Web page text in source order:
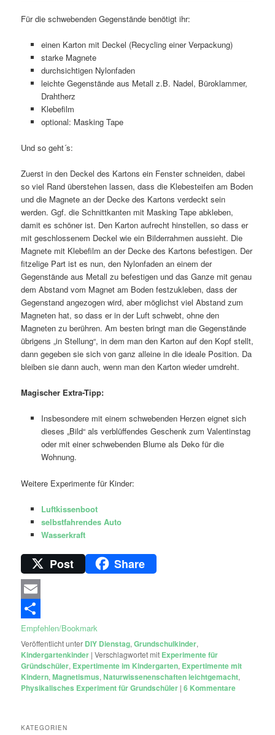
Für die schwebenden Gegenstände benötigt ihr:
einen Karton mit Deckel (Recycling einer Verpackung)
starke Magnete
durchsichtigen Nylonfaden
leichte Gegenstände aus Metall z.B. Nadel, Büroklammer,
Drahtherz
Klebefilm
optional: Masking Tape
Und so geht´s:
Zuerst in den Deckel des Kartons ein Fenster schneiden, dabei
so viel Rand überstehen lassen, dass die Klebesteifen am Boden
und die Magnete an der Decke des Kartons verdeckt sein
werden. Ggf. die Schnittkanten mit Masking Tape abkleben,
damit es schöner ist. Den Karton aufrecht hinstellen, so dass er
mit geschlossenem Deckel wie ein Bilderrahmen aussieht. Die
Magnete mit Klebefilm an der Decke des Kartons befestigen. Der
fitzelige Part ist es nun, den Nylonfaden an einem der
Gegenstände aus Metall zu befestigen und das Ganze mit genau
dem Abstand vom Magnet am Boden festzukleben, dass der
Gegenstand angezogen wird, aber möglichst viel Abstand zum
Magneten hat, so dass er in der Luft schwebt, ohne den
Magneten zu berühren. Am besten bringt man die Gegenstände
übrigens „in Stellung“, in dem man den Karton auf den Kopf stellt,
dann gegeben sie sich von ganz alleine in die ideale Position. Da
bleiben sie dann auch, wenn man den Karton wieder umdreht.
Magischer Extra-Tipp:
Insbesondere mit einem schwebenden Herzen eignet sich
dieses „Bild“ als verblüffendes Geschenk zum Valentinstag
oder mit einer schwebenden Blume als Deko für die
Wohnung.
Weitere Experimente für Kinder:
Luftkissenboot
selbstfahrendes Auto
Wasserkraft
Post Share
Email
Empfehlen/Bookmark
Veröffentlicht unter DIY Dienstag,Grundschulkinder,
Kindergartenkinder |Verschlagwortet mit Experimente für
Gründschüler, Expertimente im Kindergarten, Expertimente mit
Kindern,Magnetismus,Naturwissenenschaften leichtgemacht,
Physikalisches Experiment für Grundschüler |6 Kommentare
KATEGORIEN